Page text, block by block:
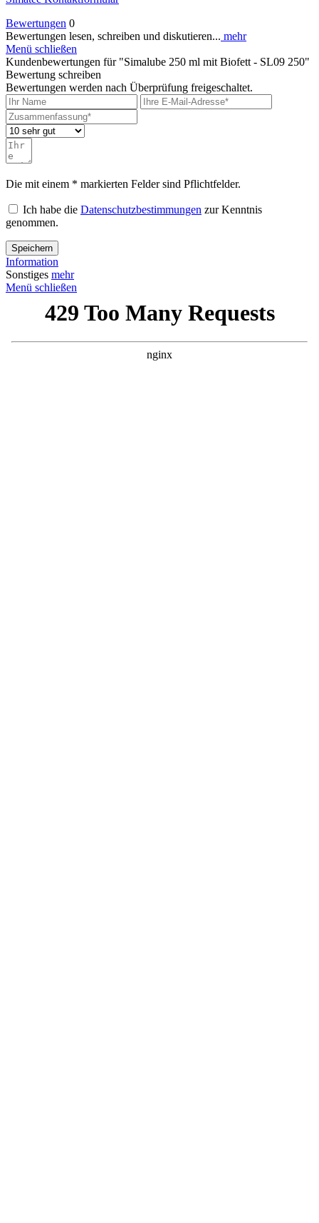
Bewertungen 0
Bewertungen lesen, schreiben und diskutieren... mehr
Menü schließen
Kundenbewertungen für "Simalube 250 ml mit Biofett - SL09 250"
Bewertung schreiben
Bewertungen werden nach Überprüfung freigeschaltet.
Die mit einem * markierten Felder sind Pflichtfelder.
Ich habe die Datenschutzbestimmungen zur Kenntnis
genommen.
Speichern
Information
Sonstiges mehr
Menü schließen